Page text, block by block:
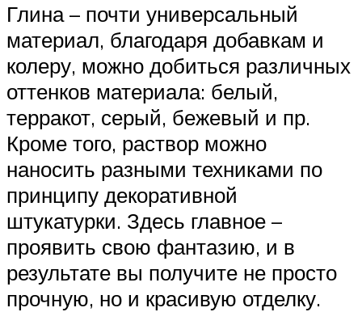
Глина – почти универсальный
материал, благодаря добавкам и
колеру, можно добиться различных
оттенков материала: белый,
терракот, серый, бежевый и пр.
Кроме того, раствор можно
наносить разными техниками по
принципу декоративной
штукатурки. Здесь главное –
проявить свою фантазию, и в
результате вы получите не просто
прочную, но и красивую отделку.